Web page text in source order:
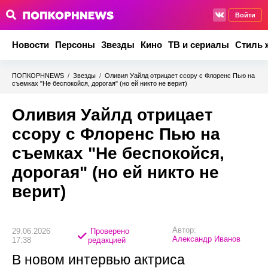
Войти
Новости Персоны Звезды Кино ТВ и сериалы Стиль
ПОПКОРНNEWS / Звезды / Оливия Уайлд отрицает ссору с Флоренс Пью на
съемках "Не беспокойся, дорогая" (но ей никто не верит)
Оливия Уайлд отрицает
ссору с Флоренс Пью на
съемках "Не беспокойся,
дорогая" (но ей никто не
верит)
29.06.2026
17:38
Проверено
редакцией
Автор:
Александр Иванов
В новом интервью актриса